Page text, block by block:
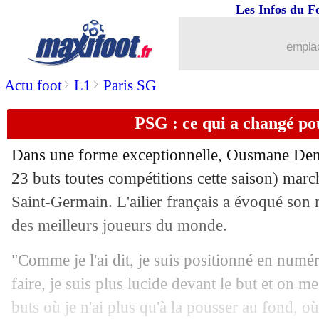
Actu foot> L1 > Paris SG
Les Infos du
PSG : ce qui a changé
Dans une forme exceptionnelle, Ousmane
23 buts toutes compétitions cette saison)
Saint-Germain. L'ailier français a évoqué son
des meilleurs joueurs du monde.
"Comme je l'ai dit, je suis positionné en
faire, je suis plus lucide devant le but et on
buts où je n'ai plus qu'à la pousser au fond,
: Courtois fan du jeune Asencio
12/02 LdC: Turpin, un sifflet très sensible
12/02 Esp. (Cpe): Barça-Atletico en
12/02 Bayern : le contrat juteux de Davies
12/02 Man City : la bâche, Vinicius n'était
12/02 Brest: E. Roy - "mission impossible"
12/02 Arsenal : coup dur pour Havertz